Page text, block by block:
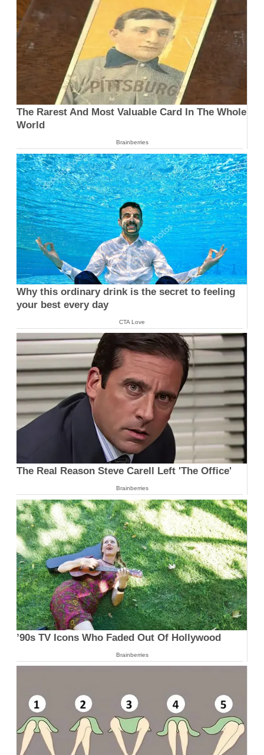
The Rarest And Most Valuable Card In The Whole
World
Brainberries
Why this ordinary drink is the secret to feeling
your best every day
CTA Love
The Real Reason Steve Carell Left 'The Office'
Brainberries
’90s TV Icons Who Faded Out Of Hollywood
Brainberries